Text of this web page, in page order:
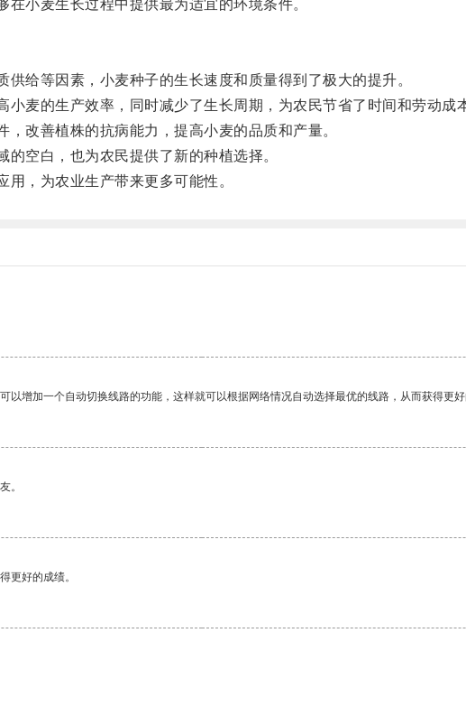
小麦生长过程中提供最为适宜的环境条件。
给等因素，小麦种子的生长速度和质量得到了极大的提升。
麦的生产效率，同时减少了生长周期，为农民节省了时间和劳动成
改善植株的抗病能力，提高小麦的品质和产量。
空白，也为农民提供了新的种植选择。
，为农业生产带来更多可能性。
增加一个自动切换线路的功能，这样就可以根据网络情况自动选择最优的线路，从而获得更好
。
更好的成绩。